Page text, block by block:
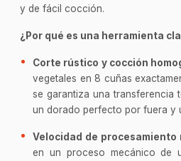
y de fácil cocción.
¿Por qué es una herramienta
Corte rústico y cocción
vegetales en 8 cuñas
se garantiza una transferencia
un dorado perfecto por fuera y
Velocidad de procesamiento
en un proceso mecánico de